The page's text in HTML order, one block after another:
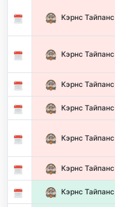
Кэрнс Тайпанс
Кэрнс Тайпанс
Кэрнс Тайпанс
Кэрнс Тайпанс
Кэрнс Тайпанс
Кэрнс Тайпанс
Кэрнс Тайпанс